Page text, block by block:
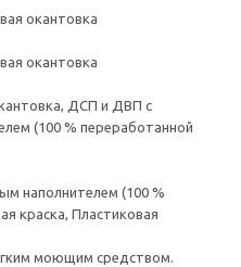
окантовка
окантовка
ДСП и ДВП с
(100 % переработанной
наполнителем (100 %
краска, Пластиковая
моющим средством.